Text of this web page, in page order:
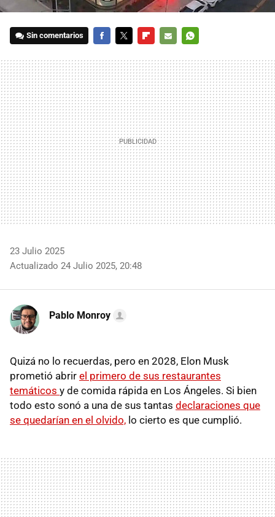
Sin comentarios
MAIL
23 Julio 2025
Actualizado 24 Julio 2025, 20:48
Pablo Monroy
Quizá no lo recuerdas, pero en 2028, Elon Musk
prometió abrir el primero de sus restaurantes
temáticos y de comida rápida en Los Ángeles. Si bien
todo esto sonó a una de sus tantas declaraciones que
se quedarían en el olvido, lo cierto es que cumplió.